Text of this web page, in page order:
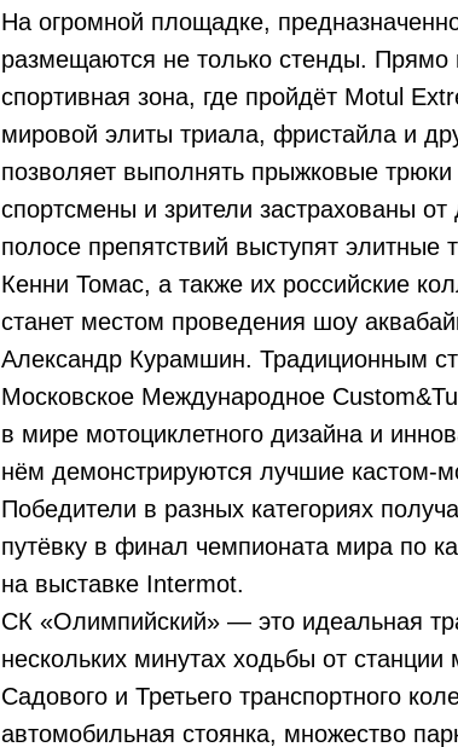
На огромной площадке,
размещаются не только стенды. Прямо
спортивная зона, где пройдёт Motul
мировой элиты триала, фристайла и
позволяет выполнять прыжковые
спортсмены и зрители застрахованы
полосе препятствий выступят
Кенни Томас, а также их российские
станет местом проведения шоу
Александр Курамшин. Традиционным
Московское Международное
в мире мотоциклетного дизайна и
нём демонстрируются лучшие кастом-
Победители в разных категориях
путёвку в финал чемпионата мира по
на выставке Intermot.
СК «Олимпийский» — это идеальная
нескольких минутах ходьбы от
Садового и Третьего транспортного
автомобильная стоянка, множество